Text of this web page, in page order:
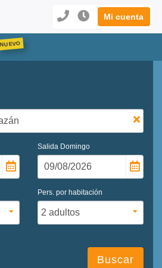
Mi cuenta
Salida Domingo
Pers. por habitación
Buscar